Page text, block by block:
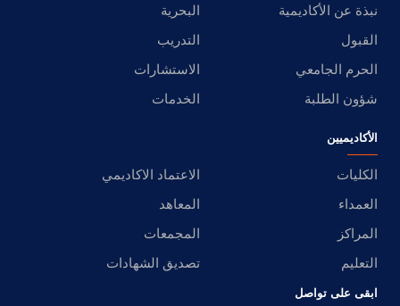
نبذة عن الأكاديمية
البحرية
القبول
التدريب
الحرم الجامعي
الاستشارات
شؤون الطلبة
الخدمات
الأكاديميين
الكليات
الاعتماد الاكاديمي
العمداء
المعاهد
المراكز
المجمعات
التعليم
تصديق الشهادات
ابقى على تواصل